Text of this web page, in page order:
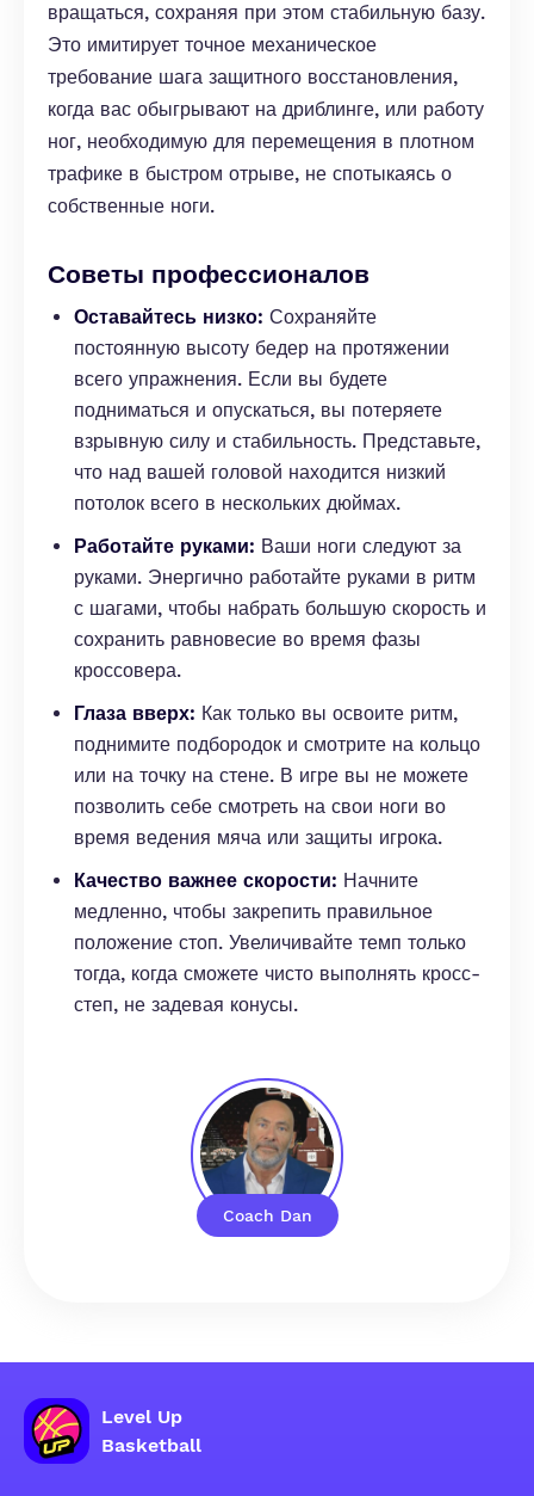
Coach Dan
вращаться, сохраняя при этом стабильную базу.
Это имитирует точное механическое
требование шага защитного восстановления,
когда вас обыгрывают на дриблинге, или работу
ног, необходимую для перемещения в плотном
трафике в быстром отрыве, не спотыкаясь о
собственные ноги.
Советы профессионалов
Оставайтесь низко: Сохраняйте
постоянную высоту бедер на протяжении
всего упражнения. Если вы будете
подниматься и опускаться, вы потеряете
взрывную силу и стабильность. Представьте,
что над вашей головой находится низкий
потолок всего в нескольких дюймах.
Работайте руками: Ваши ноги следуют за
руками. Энергично работайте руками в ритм
с шагами, чтобы набрать большую скорость и
сохранить равновесие во время фазы
кроссовера.
Глаза вверх: Как только вы освоите ритм,
поднимите подбородок и смотрите на кольцо
или на точку на стене. В игре вы не можете
позволить себе смотреть на свои ноги во
время ведения мяча или защиты игрока.
Качество важнее скорости: Начните
медленно, чтобы закрепить правильное
положение стоп. Увеличивайте темп только
тогда, когда сможете чисто выполнять кросс-
степ, не задевая конусы.
Level Up
Basketball